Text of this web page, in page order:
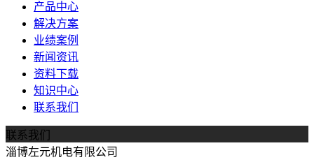
产品中心
解决方案
业绩案例
新闻资讯
资料下载
知识中心
联系我们
联系我们
淄博左元机电有限公司